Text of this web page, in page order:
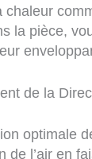
chaleur
la pièce,
de la
optimale
de l’air en